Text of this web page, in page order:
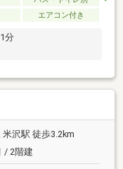
エアコン付き
分
沢駅 徒歩3.2km
/ 2階建